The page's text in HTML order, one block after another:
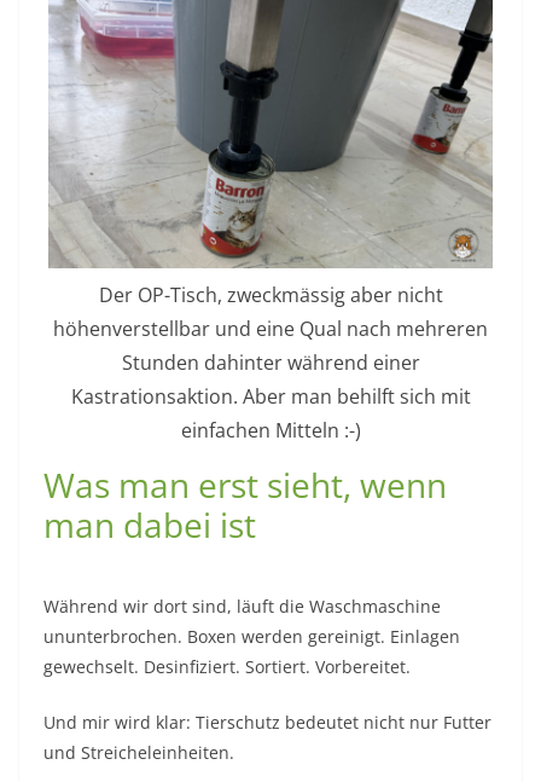
Der OP-Tisch, zweckmässig aber nicht
höhenverstellbar und eine Qual nach mehreren
Stunden dahinter während einer
Kastrationsaktion. Aber man behilft sich mit
einfachen Mitteln :-)
Was man erst sieht, wenn
man dabei ist
Während wir dort sind, läuft die Waschmaschine
ununterbrochen. Boxen werden gereinigt. Einlagen
gewechselt. Desinfiziert. Sortiert. Vorbereitet.
Und mir wird klar: Tierschutz bedeutet nicht nur Futter
und Streicheleinheiten.